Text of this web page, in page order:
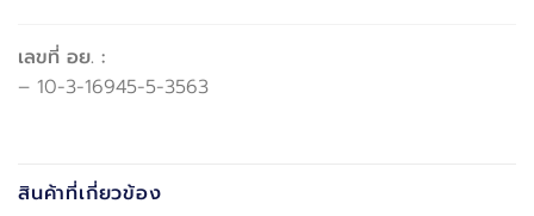
เลขที่ อย. :
– 10-3-16945-5-3563
สินค้าที่เกี่ยวข้อง